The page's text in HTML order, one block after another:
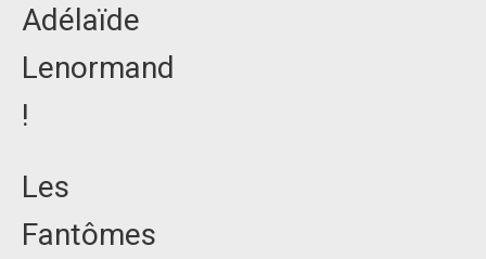
Adélaïde
Lenormand
!
Les
Fantômes